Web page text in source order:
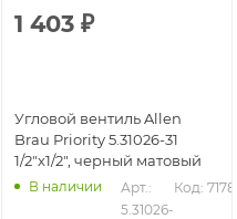
1 403 ₽
Угловой вентиль Allen
Brau Priority 5.31026-31
1/2"х1/2", черный матовый
В наличии
Арт.:
5.31026-
Код: 71787